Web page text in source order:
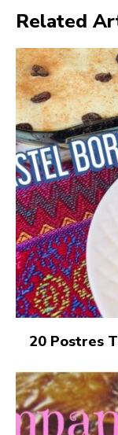
Related
20 Postres